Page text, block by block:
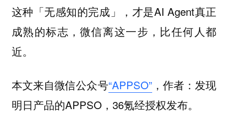
这种「无感知的完成」，才是AI Agent真正
成熟的标志，微信离这一步，比任何人都
近。
本文来自微信公众号“APPSO”，作者：发现
明日产品的APPSO，36氪经授权发布。